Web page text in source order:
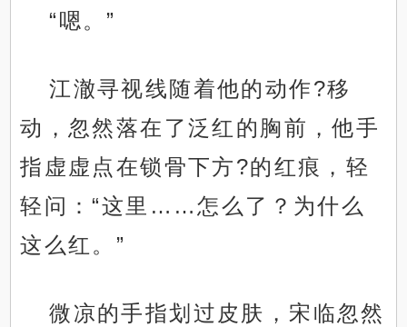
“嗯。”
江澈寻视线随着他的动作?移
动，忽然落在了泛红的胸前，他手
指虚虚点在锁骨下方?的红痕，轻
轻问：“这里……怎么了？为什么
这么红。”
微凉的手指划过皮肤，宋临忽然